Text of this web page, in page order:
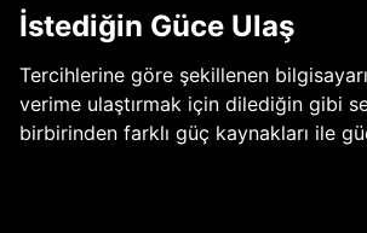
İstediğin Güce Ulaş
Tercihlerine göre şekillenen
verime ulaştırmak için dilediğin gibi
birbirinden farklı güç kaynakları ile